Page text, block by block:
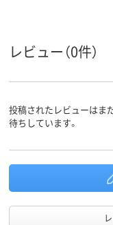
レビュー（0件）
投稿されたレビューはま
待ちしています。